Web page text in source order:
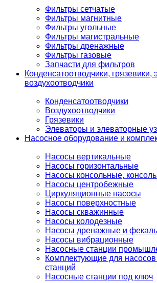
Фильтры сетчатые
Фильтры магнитные
Фильтры угольные
Фильтры магистральные
Фильтры дренажные
Фильтры газовые
Запчасти для фильтров
Конденсатоотводчики, грязевики,
воздухоотводчики
Конденсатоотводчики
Воздухоотводчики
Грязевики
Элеваторы и элеваторные
Насосное оборудование и
Насосы вертикальные
Насосы горизонтальные
Насосы консольные,
Насосы центробежные
Циркуляционные насосы
Насосы поверхностные
Насосы скважинные
Насосы колодезные
Насосы дренажные и
Насосы вибрационные
Насосные станции
Комплектующие для
станций
Насосные станции под ключ